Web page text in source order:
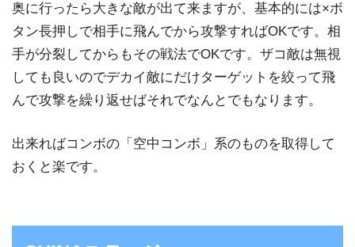
奥に行ったら大きな敵が出て来ますが、基本的には×ボ
タン長押しで相手に飛んでから攻撃すればOKです。相
手が分裂してからもその戦法でOKです。ザコ敵は無視
しても良いのでデカイ敵にだけターゲットを絞って飛
んで攻撃を繰り返せばそれでなんとでもなります。
出来ればコンボの「空中コンボ」系のものを取得して
おくと楽です。